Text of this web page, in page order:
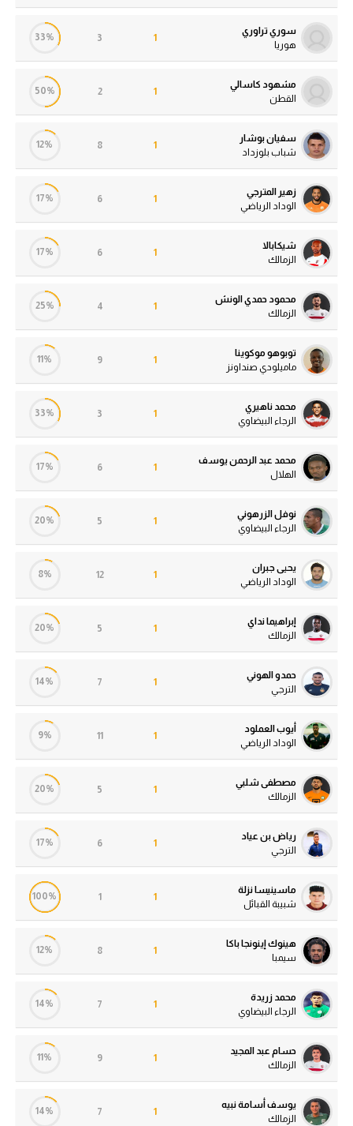
سوري تراوري
هوريا
1
3
33%
مشهود كاسالي
القطن
1
2
50%
سفيان بوشار
شباب بلوزداد
1
8
12%
زهير المترجي
الوداد الرياضي
1
6
17%
شيكابالا
الزمالك
1
6
17%
محمود حمدي الونش
الزمالك
1
4
25%
توبوهو موكوينا
ماميلودي صنداونز
1
9
11%
محمد ناهيري
الرجاء البيضاوي
1
3
33%
محمد عبد الرحمن يوسف
الهلال
1
6
17%
نوفل الزرهوني
الرجاء البيضاوي
1
5
20%
يحيى جبران
الوداد الرياضي
1
12
8%
إبراهيما نداي
الزمالك
1
5
20%
حمدو الهوني
الترجي
1
7
14%
أيوب العملود
الوداد الرياضي
1
11
9%
مصطفى شلبي
الزمالك
1
5
20%
رياض بن عياد
الترجي
1
6
17%
ماسينيسا نزلة
شبيبة القبائل
1
1
100%
هينوك إينونجا باكا
سيمبا
1
8
12%
محمد زريدة
الرجاء البيضاوي
1
7
14%
حسام عبد المجيد
الزمالك
1
9
11%
يوسف أسامة نبيه
الزمالك
1
7
14%